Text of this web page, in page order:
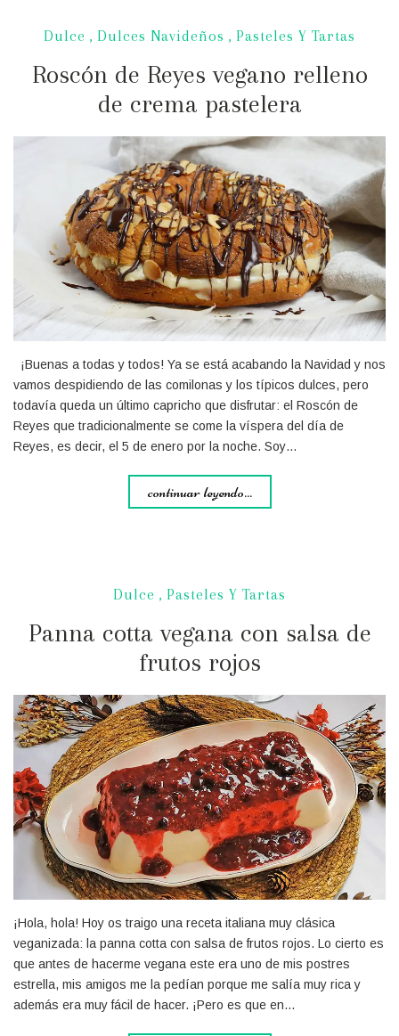
Dulce , Dulces Navideños , Pasteles Y Tartas
Roscón de Reyes vegano relleno
de crema pastelera
¡Buenas a todas y todos! Ya se está acabando la Navidad y nos
vamos despidiendo de las comilonas y los típicos dulces, pero
todavía queda un último capricho que disfrutar: el Roscón de
Reyes que tradicionalmente se come la víspera del día de
Reyes, es decir, el 5 de enero por la noche. Soy…
continuar leyendo...
Dulce , Pasteles Y Tartas
Panna cotta vegana con salsa de
frutos rojos
¡Hola, hola! Hoy os traigo una receta italiana muy clásica
veganizada: la panna cotta con salsa de frutos rojos. Lo cierto es
que antes de hacerme vegana este era uno de mis postres
estrella, mis amigos me la pedían porque me salía muy rica y
además era muy fácil de hacer. ¡Pero es que en…